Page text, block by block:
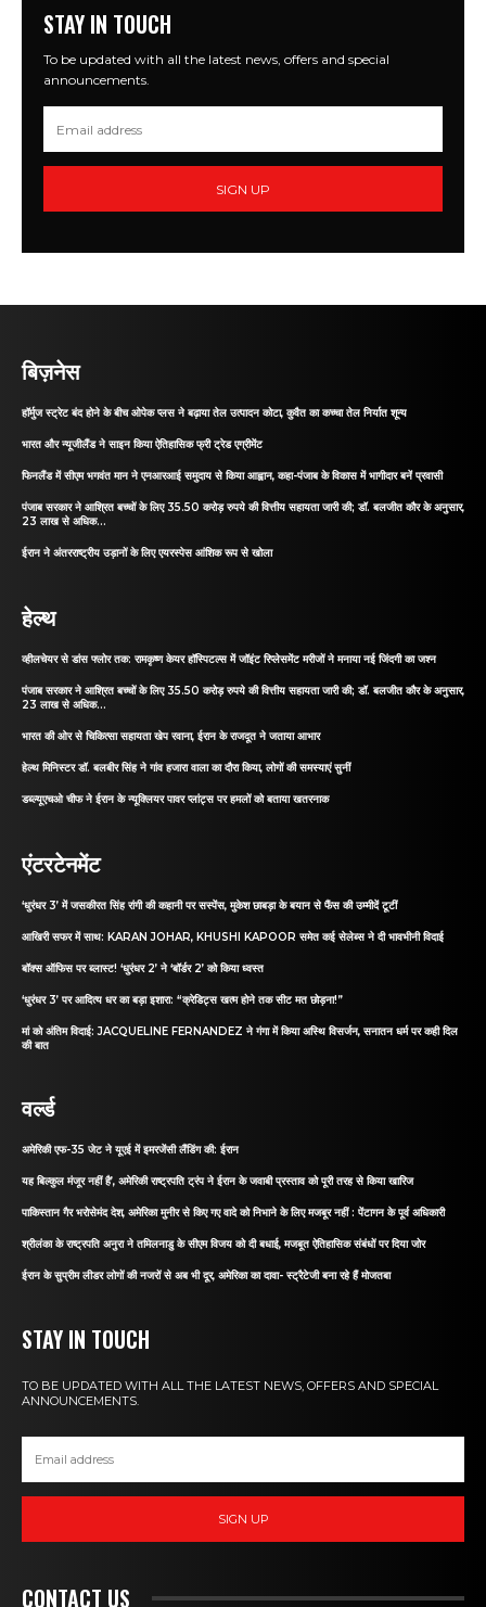
STAY IN TOUCH
To be updated with all the latest news, offers and special
announcements.
SIGN UP
बिज़नेस
हॉर्मुज स्ट्रेट बंद होने के बीच ओपेक प्लस ने बढ़ाया तेल उत्पादन कोटा, कुवैत का कच्चा तेल निर्यात शून्य
भारत और न्यूजीलैंड ने साइन किया ऐतिहासिक फ्री ट्रेड एग्रीमेंट
फिनलैंड में सीएम भगवंत मान ने एनआरआई समुदाय से किया आह्वान, कहा-पंजाब के विकास में भागीदार बनें प्रवासी
पंजाब सरकार ने आश्रित बच्चों के लिए 35.50 करोड़ रुपये की वित्तीय सहायता जारी की; डॉ. बलजीत कौर के अनुसार,
23 लाख से अधिक...
ईरान ने अंतरराष्ट्रीय उड़ानों के लिए एयरस्पेस आंशिक रूप से खोला
हेल्थ
व्हीलचेयर से डांस फ्लोर तक: रामकृष्ण केयर हॉस्पिटल्स में जॉइंट रिप्लेसमेंट मरीजों ने मनाया नई जिंदगी का जश्न
पंजाब सरकार ने आश्रित बच्चों के लिए 35.50 करोड़ रुपये की वित्तीय सहायता जारी की; डॉ. बलजीत कौर के अनुसार,
23 लाख से अधिक...
भारत की ओर से चिकित्सा सहायता खेप रवाना, ईरान के राजदूत ने जताया आभार
हेल्थ मिनिस्टर डॉ. बलबीर सिंह ने गांव हजारा वाला का दौरा किया, लोगों की समस्याएं सुनीं
डब्ल्यूएचओ चीफ ने ईरान के न्यूक्लियर पावर प्लांट्स पर हमलों को बताया खतरनाक
एंटरटेनमेंट
‘धुरंधर 3’ में जसकीरत सिंह रांगी की कहानी पर सस्पेंस, मुकेश छाबड़ा के बयान से फैंस की उम्मीदें टूटीं
आखिरी सफर में साथ: KARAN JOHAR, KHUSHI KAPOOR समेत कई सेलेब्स ने दी भावभीनी विदाई
बॉक्स ऑफिस पर ब्लास्ट! ‘धुरंधर 2’ ने ‘बॉर्डर 2’ को किया ध्वस्त
‘धुरंधर 3’ पर आदित्य धर का बड़ा इशारा: “क्रेडिट्स खत्म होने तक सीट मत छोड़ना!”
मां को अंतिम विदाई: JACQUELINE FERNANDEZ ने गंगा में किया अस्थि विसर्जन, सनातन धर्म पर कही दिल
की बात
वर्ल्ड
अमेरिकी एफ-35 जेट ने यूएई में इमरजेंसी लैंडिंग की: ईरान
यह बिल्कुल मंजूर नहीं है’, अमेरिकी राष्ट्रपति ट्रंप ने ईरान के जवाबी प्रस्ताव को पूरी तरह से किया खारिज
पाकिस्तान गैर भरोसेमंद देश, अमेरिका मुनीर से किए गए वादे को निभाने के लिए मजबूर नहीं : पेंटागन के पूर्व अधिकारी
श्रीलंका के राष्ट्रपति अनुरा ने तमिलनाडु के सीएम विजय को दी बधाई, मजबूत ऐतिहासिक संबंधों पर दिया जोर
ईरान के सुप्रीम लीडर लोगों की नजरों से अब भी दूर, अमेरिका का दावा- स्ट्रैटेजी बना रहे हैं मोजतबा
STAY IN TOUCH
TO BE UPDATED WITH ALL THE LATEST NEWS, OFFERS AND SPECIAL
ANNOUNCEMENTS.
SIGN UP
CONTACT US